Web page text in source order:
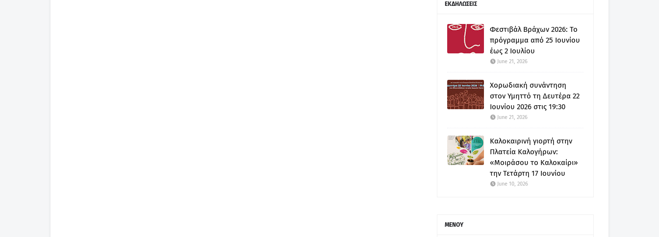
ΕΚΔΗΛΩΣΕΙΣ
Φεστιβάλ Βράχων 2026: Το
πρόγραμμα από 25 Ιουνίου
έως 2 Ιουλίου
June 21, 2026
Χορωδιακή συνάντηση
στον Υμηττό τη Δευτέρα 22
Ιουνίου 2026 στις 19:30
June 21, 2026
Καλοκαιρινή γιορτή στην
Πλατεία Καλογήρων:
«Μοιράσου το Καλοκαίρι»
την Τετάρτη 17 Ιουνίου
June 10, 2026
ΜΕΝΟΥ